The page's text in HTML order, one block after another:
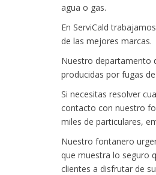
agua o gas.
En ServiCald
de las mejores marcas.
Nuestro departamento
producidas por fugas
Si necesitas resolver
contacto con nuestro
miles de particulares,
Nuestro fontanero
que muestra lo seguro
clientes a disfrutar de